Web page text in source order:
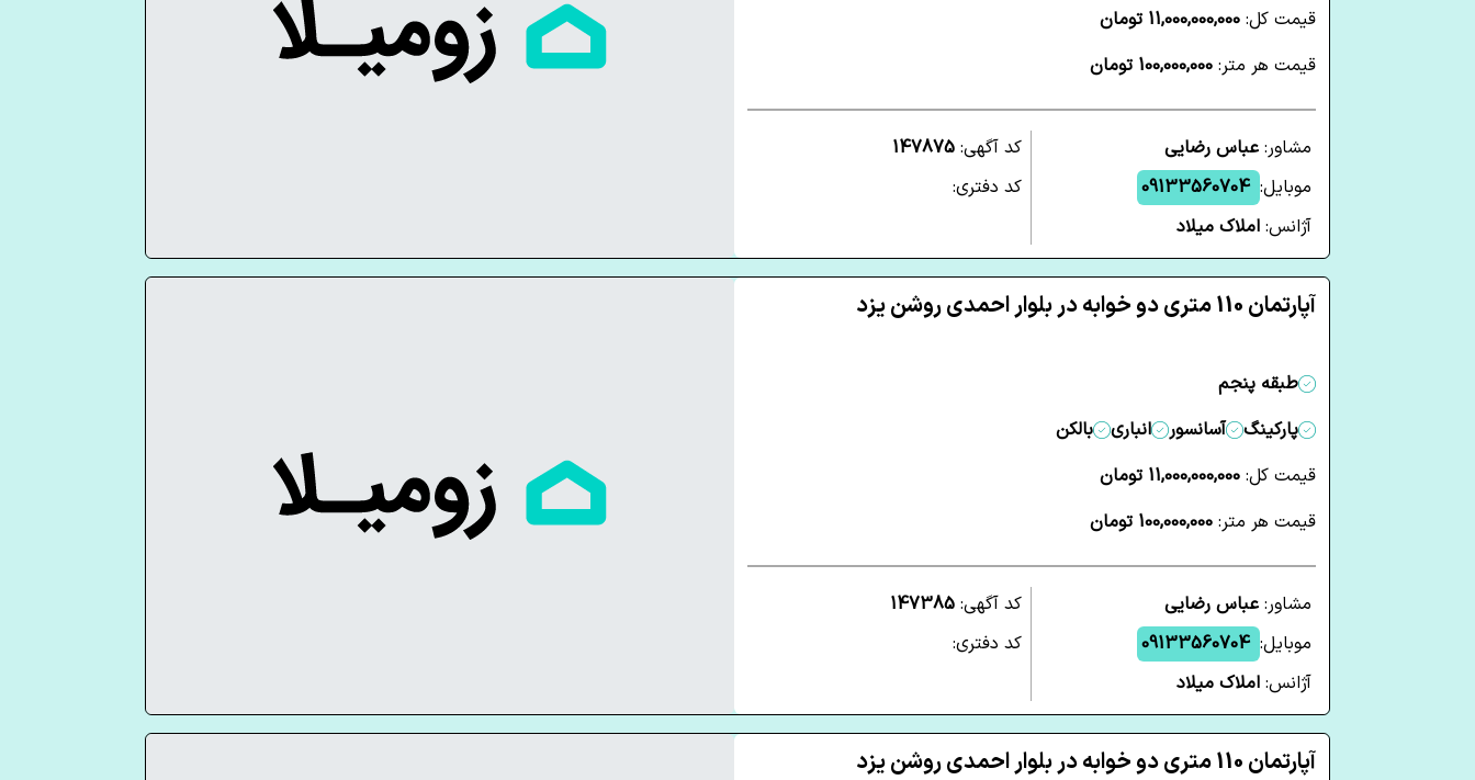
قیمت کل: 11,000,000,000 تومان
قیمت هر متر: 100,000,000 تومان
مشاور: عباس رضایی
موبایل: 09133560704
آژانس: املاک میلاد
کد آگهی: 147875
کد دفتری:
آپارتمان 110 متری دو خوابه در بلوار احمدی روشن یزد
طبقه پنجم
پارکینگ
آسانسور انباری
بالکن
قیمت کل: 11,000,000,000 تومان
قیمت هر متر: 100,000,000 تومان
مشاور: عباس رضایی
موبایل: 09133560704
آژانس: املاک میلاد
کد آگهی: 147385
کد دفتری:
آپارتمان 110 متری دو خوابه در بلوار احمدی روشن یزد